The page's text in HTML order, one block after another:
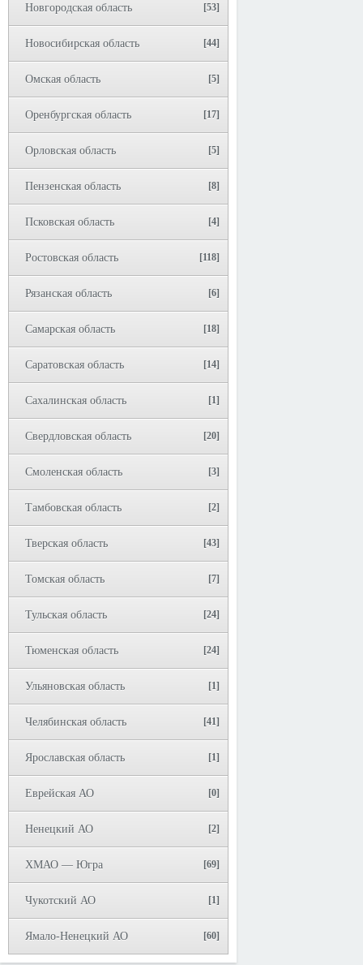
Новгородская область [53]
Новосибирская область [44]
Омская область [5]
Оренбургская область [17]
Орловская область [5]
Пензенская область [8]
Псковская область [4]
Ростовская область [118]
Рязанская область [6]
Самарская область [18]
Саратовская область [14]
Сахалинская область [1]
Свердловская область [20]
Смоленская область [3]
Тамбовская область [2]
Тверская область [43]
Томская область [7]
Тульская область [24]
Тюменская область [24]
Ульяновская область [1]
Челябинская область [41]
Ярославская область [1]
Еврейская АО [0]
Ненецкий АО [2]
ХМАО — Югра [69]
Чукотский АО [1]
Ямало-Ненецкий АО [60]